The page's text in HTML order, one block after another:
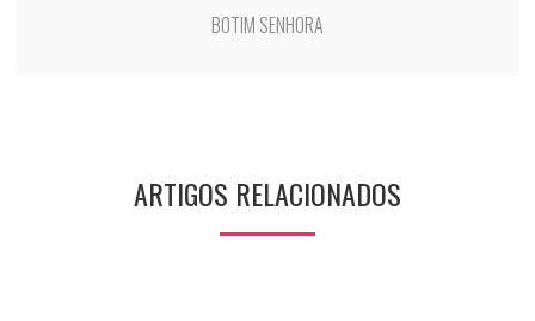
BOTIM SENHORA
ARTIGOS RELACIONADOS